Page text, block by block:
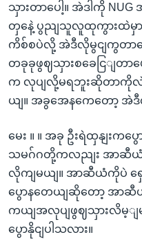
သှားတာပေါ့။ အဲဒါကို
တှနေဲ့ ပွညျသူလူထုကွားထဲမှာ
ကိစ်စပဲလို့ အဲဒီလိုမွငျကွတာပ
တခုခုဖွဈသှားစခေငြျတာပေ
က လုပျလို့မရဘူးဆိုတာကိုလဲ
ယျ။ အခွအေနကေတော့ အဲ
မေး ။ ။ အခု ဦးရဲထှနျးကပွ
သမဂ်ဂတို့ကလညျး အာဆီ
လိုကျမယျ။ အာဆီယံကိုပဲ ရှ
ပွောနတေယျဆိုတော့ အာဆီ
ကယျအလုပျဖွဈသှားလိမ့ျ
ပွောနိုငျပါသလား။